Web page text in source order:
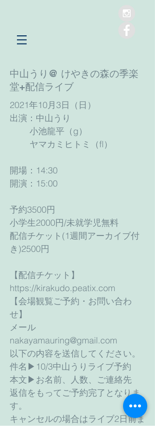
中山うり@ けやきの森の季楽
堂+配信ライブ
2021年10月3日（日）
出演：中山うり
小池龍平（g）
ヤマカミヒトミ（fl）
開場：14:30
開演：15:00
予約3500円
小学生2000円/未就学児無料
配信チケット(1週間アーカイブ付
き)2500円
【配信チケット】
https://kirakudo.peatix.com
【会場観覧ご予約・お問い合わ
せ】
メール
nakayamauring@gmail.com
以下の内容を送信してください。
件名▶︎10/3中山うりライブ予約
本文▶︎お名前、人数、ご連絡先
返信をもってご予約完了となりま
す。
キャンセルの場合はライブ2日前ま